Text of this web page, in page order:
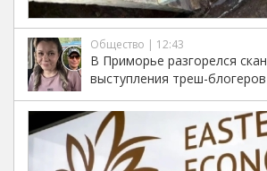
Общество | 12:43
В Приморье разгорелся
выступления треш-блогеров